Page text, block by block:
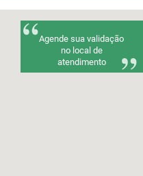
Agende sua validação
no local de
atendimento